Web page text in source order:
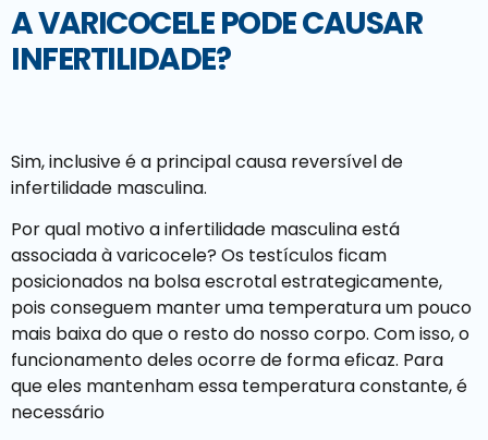
A VARICOCELE PODE CAUSAR
INFERTILIDADE?
Sim, inclusive é a principal causa reversível de
infertilidade masculina.
Por qual motivo a infertilidade masculina está
associada à varicocele? Os testículos ficam
posicionados na bolsa escrotal estrategicamente,
pois conseguem manter uma temperatura um pouco
mais baixa do que o resto do nosso corpo. Com isso, o
funcionamento deles ocorre de forma eficaz. Para
que eles mantenham essa temperatura constante, é
necessário